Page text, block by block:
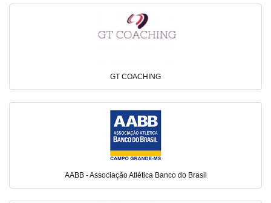
GT COACHING
AABB - Associação Atlética Banco do Brasil